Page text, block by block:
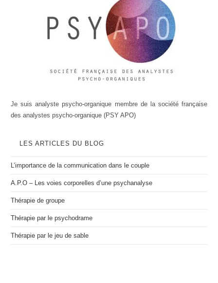
Je suis analyste psycho-organique membre de la société française
des analystes psycho-organique (PSY APO)
LES ARTICLES DU BLOG
L’importance de la communication dans le couple
A.P.O – Les voies corporelles d’une psychanalyse
Thérapie de groupe
Thérapie par le psychodrame
Thérapie par le jeu de sable